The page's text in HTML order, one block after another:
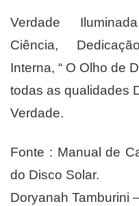
Verdade
Ciência,
Interna, “ O Olho de
todas as qualidades
Verdade.
Fonte : Manual de
do Disco Solar.
Doryanah Tamburini